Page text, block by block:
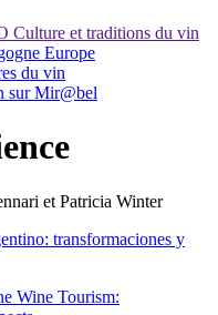
et Patricia Winter
transformaciones y
Wine Tourism: